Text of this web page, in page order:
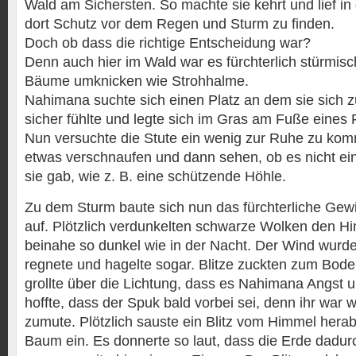
Wald am Sichersten. So machte sie kehrt und lief
dort Schutz vor dem Regen und Sturm zu finden.
Doch ob dass die richtige Entscheidung war?
Denn auch hier im Wald war es fürchterlich
Bäume umknicken wie Strohhalme.
Nahimana suchte sich einen Platz an dem sie sich
sicher fühlte und legte sich im Gras am Fuße eines
Nun versuchte die Stute ein wenig zur Ruhe zu
etwas verschnaufen und dann sehen, ob es nicht
sie gab, wie z. B. eine schützende Höhle.
Zu dem Sturm baute sich nun das fürchterliche
auf. Plötzlich verdunkelten schwarze Wolken den
beinahe so dunkel wie in der Nacht. Der Wind
regnete und hagelte sogar. Blitze zuckten zum
grollte über die Lichtung, dass es Nahimana Angst
hoffte, dass der Spuk bald vorbei sei, denn ihr war
zumute. Plötzlich sauste ein Blitz vom Himmel
Baum ein. Es donnerte so laut, dass die Erde